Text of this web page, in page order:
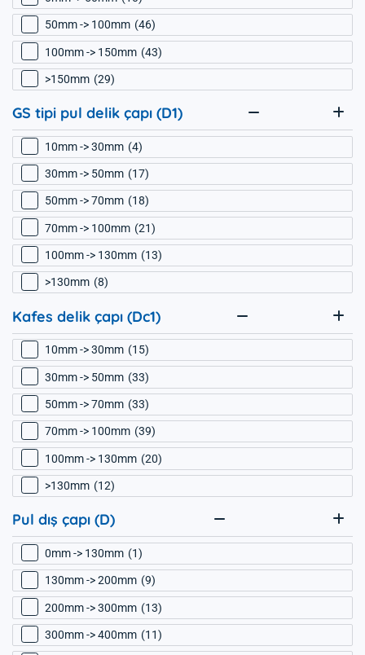
50mm -> 100mm 46
100mm -> 150mm 43
>150mm 29
GS tipi pul delik çapı (D1)
10mm -> 30mm 4
30mm -> 50mm 17
50mm -> 70mm
18
70mm -> 100mm 21
100mm -> 130mm 13
>130mm 8
Kafes delik çapı (Dc1)
10mm -> 30mm
15
30mm -> 50mm 33
50mm -> 70mm 33
70mm -> 100mm 39
100mm -> 130mm 20
>130mm 12
Pul dış çapı (D)
0mm -> 130mm 1
130mm -> 200mm 9
200mm -> 300mm 13
300mm -> 400mm 11